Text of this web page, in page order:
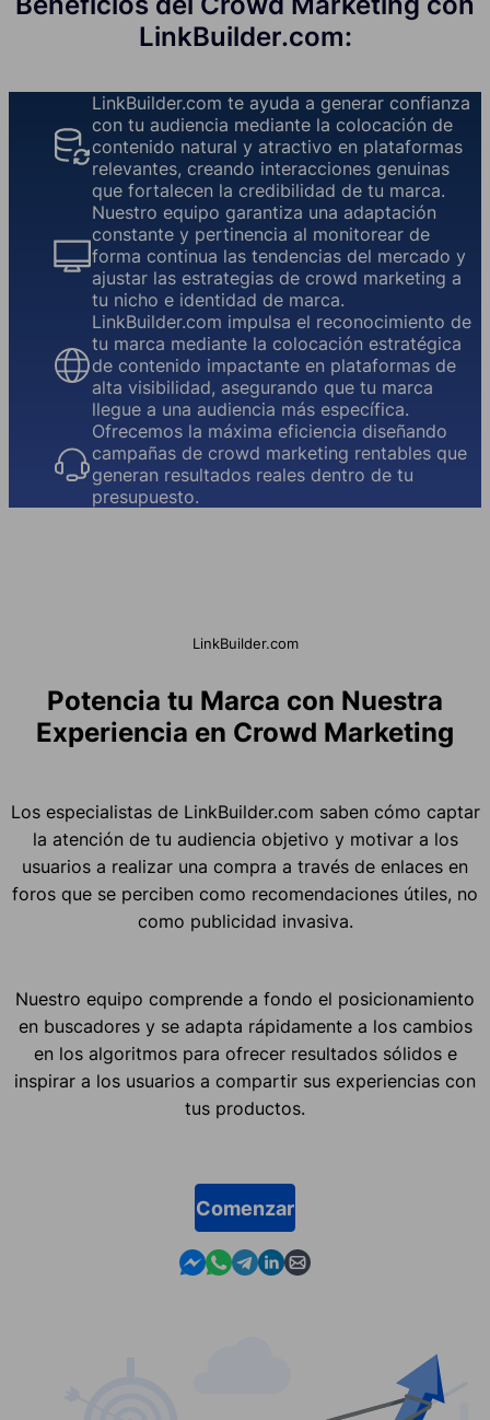
LinkBuilder.com:
LinkBuilder.com te ayuda a generar confianza
con tu audiencia mediante la colocación de
contenido natural y atractivo en plataformas
relevantes, creando interacciones genuinas
que fortalecen la credibilidad de tu marca.
Nuestro equipo garantiza una adaptación
constante y pertinencia al monitorear de
forma continua las tendencias del mercado y
ajustar las estrategias de crowd marketing a
tu nicho e identidad de marca.
LinkBuilder.com impulsa el reconocimiento de
tu marca mediante la colocación estratégica
de contenido impactante en plataformas de
alta visibilidad, asegurando que tu marca
llegue a una audiencia más específica.
Ofrecemos la máxima eficiencia diseñando
campañas de crowd marketing rentables que
generan resultados reales dentro de tu
presupuesto.
LinkBuilder.com
Potencia tu Marca con Nuestra
Experiencia en Crowd Marketing
Los especialistas de LinkBuilder.com saben cómo captar
la atención de tu audiencia objetivo y motivar a los
usuarios a realizar una compra a través de enlaces en
foros que se perciben como recomendaciones útiles, no
como publicidad invasiva.
Nuestro equipo comprende a fondo el posicionamiento
en buscadores y se adapta rápidamente a los cambios
en los algoritmos para ofrecer resultados sólidos e
inspirar a los usuarios a compartir sus experiencias con
tus productos.
Comenzar
Contact us in Messenger
Contact us in WhatsApp
Contact us in Telegram
Contact us in Linkedin
Contact us by email